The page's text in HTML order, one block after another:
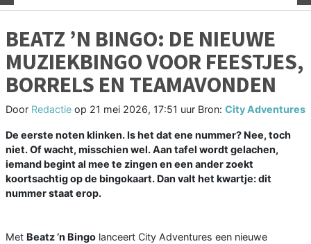
BEATZ ’N BINGO: DE NIEUWE
MUZIEKBINGO VOOR FEESTJES,
BORRELS EN TEAMAVONDEN
Door Redactie op 21 mei 2026, 17:51 uur Bron: City Adventures
De eerste noten klinken. Is het dat ene nummer? Nee, toch
niet. Of wacht, misschien wel. Aan tafel wordt gelachen,
iemand begint al mee te zingen en een ander zoekt
koortsachtig op de bingokaart. Dan valt het kwartje: dit
nummer staat erop.
Met Beatz ’n Bingo lanceert City Adventures een nieuwe